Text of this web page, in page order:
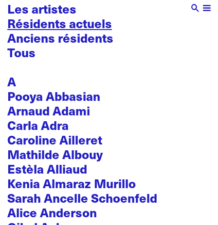
Les artistes
Résidents actuels
Anciens résidents
Tous
A
Pooya Abbasian
Arnaud Adami
Carla Adra
Caroline Ailleret
Mathilde Albouy
Estèla Alliaud
Kenia Almaraz Murillo
Sarah Ancelle Schoenfeld
Alice Anderson